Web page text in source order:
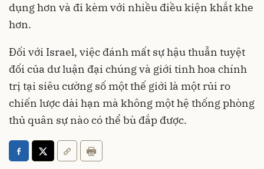
dụng hơn và đi kèm với nhiều điều kiện khắt khe
hơn.
Đối với Israel, việc đánh mất sự hậu thuẫn tuyệt
đối của dư luận đại chúng và giới tinh hoa chính
trị tại siêu cường số một thế giới là một rủi ro
chiến lược dài hạn mà không một hệ thống phòng
thủ quân sự nào có thể bù đắp được.